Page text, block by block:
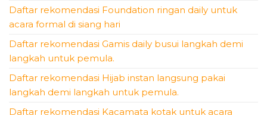
Daftar rekomendasi Foundation ringan daily untuk
acara formal di siang hari
Daftar rekomendasi Gamis daily busui langkah demi
langkah untuk pemula.
Daftar rekomendasi Hijab instan langsung pakai
langkah demi langkah untuk pemula.
Daftar rekomendasi Kacamata kotak untuk acara